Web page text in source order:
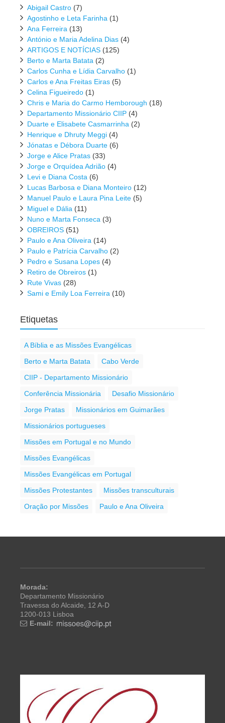
Abigail Castro (7)
Agostinho e Leta Farinha (1)
Ana Ferreira (13)
António e Maria Adelina Dias (4)
ARTIGOS E NOTÍCIAS (125)
Berto e Marta Batata (2)
Carlos Cunha e Lídia Carvalho (1)
Carlos e Ana Freitas Eiras (5)
Celina Figueiredo (1)
Chris e Maria do Carmo Hemborough (18)
Departamento Missionário CIIP (4)
Duarte e Elisabete Casmarrinha (2)
Henrique e Dhruty Meggi (4)
Jónatas e Débora Duarte (6)
Jorge e Alice Pratas (33)
Jorge e Orquídea Adrião (4)
Levi e Diana Costa (6)
Lucas Barbosa e Diana Monteiro (12)
Manuel Paulo e Laura Pina Leite (5)
Miguel e Dália (11)
Nuno e Marta Fonseca (3)
OBREIROS (51)
Paulo e Ana Oliveira (14)
Paulo e Patrícia Carvalho (2)
Pedro e Susana Lopes (4)
Retiro de Obreiros (1)
Rute Vivas (28)
Sami e Emily Loa Ferreira (10)
Etiquetas
A Bíblia e as Missões Evangélicas
Berto e Marta Batata
Cabo Verde
CIIP - Departamento Missionário
Conferência Missionária
Desafio Missionário
Jorge Pratas
Missionários em Guimarães
Missionários portugueses
Missões em Portugal e no Mundo
Missões Evangélicas
Missões Evangélicas em Portugal
Missões Protestantes
Missões transculturais
Oração por Missões
Paulo e Ana Oliveira
Morada:
Departamento Missionário
Travessa do Alcaide, 12 A-D
1200-013 Lisboa
E-mail: